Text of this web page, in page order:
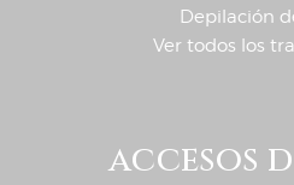
Depilación
Ver todos los
accesos